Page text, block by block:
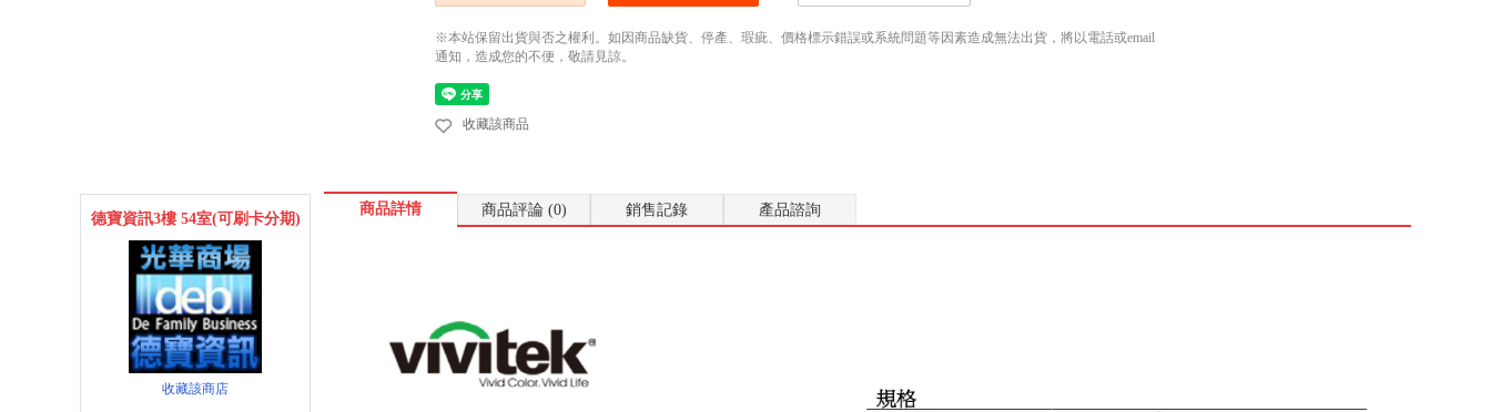
※本站保留出貨與否之權利。如因商品缺貨、停產、瑕疵、價格標示錯誤或系統問題等因素造成無法出貨，將以電話或email
通知，造成您的不便，敬請見諒。
收藏該商品
德寶資訊3樓 54室(可刷卡分期)
收藏該商店
商品詳情 商品評論 (0) 銷售記錄 產品諮詢